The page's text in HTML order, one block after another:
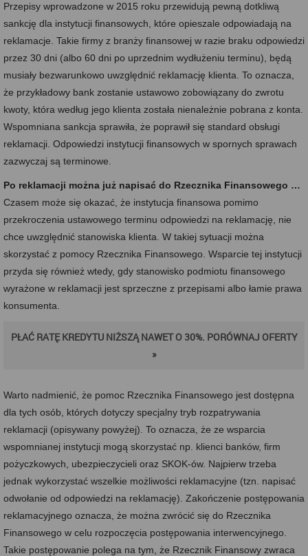
Przepisy wprowadzone w 2015 roku przewidują pewną dotkliwą
sankcję dla instytucji finansowych, które opieszale odpowiadają na
reklamacje. Takie firmy z branży finansowej w razie braku odpowiedzi
przez 30 dni (albo 60 dni po uprzednim wydłużeniu terminu), będą
musiały bezwarunkowo uwzględnić reklamację klienta. To oznacza,
że przykładowy bank zostanie ustawowo zobowiązany do zwrotu
kwoty, która według jego klienta została nienależnie pobrana z konta.
Wspomniana sankcja sprawiła, że poprawił się standard obsługi
reklamacji. Odpowiedzi instytucji finansowych w spornych sprawach
zazwyczaj są terminowe.
Po reklamacji można już napisać do Rzecznika Finansowego …
Czasem może się okazać, że instytucja finansowa pomimo
przekroczenia ustawowego terminu odpowiedzi na reklamację, nie
chce uwzględnić stanowiska klienta. W takiej sytuacji można
skorzystać z pomocy Rzecznika Finansowego. Wsparcie tej instytucji
przyda się również wtedy, gdy stanowisko podmiotu finansowego
wyrażone w reklamacji jest sprzeczne z przepisami albo łamie prawa
konsumenta.
PŁAĆ RATĘ KREDYTU NIŻSZĄ NAWET O 30%. PORÓWNAJ OFERTY
»
Warto nadmienić, że pomoc Rzecznika Finansowego jest dostępna
dla tych osób, których dotyczy specjalny tryb rozpatrywania
reklamacji (opisywany powyżej). To oznacza, że ze wsparcia
wspomnianej instytucji mogą skorzystać np. klienci banków, firm
pożyczkowych, ubezpieczycieli oraz SKOK-ów. Najpierw trzeba
jednak wykorzystać wszelkie możliwości reklamacyjne (tzn. napisać
odwołanie od odpowiedzi na reklamację). Zakończenie postępowania
reklamacyjnego oznacza, że można zwrócić się do Rzecznika
Finansowego w celu rozpoczęcia postępowania interwencyjnego.
Takie postępowanie polega na tym, że Rzecznik Finansowy zwraca